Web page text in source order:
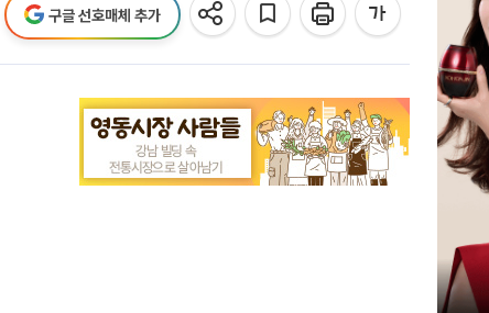
구글 선호매체 추가